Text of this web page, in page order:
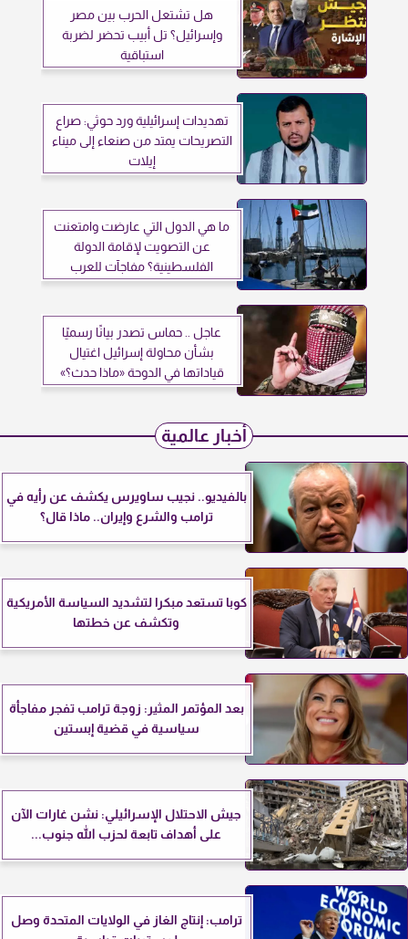
هل تشتعل الحرب بين مصر
وإسرائيل؟ تل أبيب تحضر لضربة
استباقية
تهديدات إسرائيلية ورد حوثي: صراع
التصريحات يمتد من صنعاء إلى ميناء
إيلات
ما هي الدول التي عارضت وامتعنت
عن التصويت لإقامة الدولة
الفلسطينية؟ مفاجآت للعرب
عاجل .. حماس تصدر بيانًا رسميًا
بشأن محاولة إسرائيل اغتيال
قياداتها في الدوحة «ماذا حدث؟»
أخبار عالمية
بالفيديو.. نجيب ساويرس يكشف عن رأيه في
ترامب والشرع وإيران.. ماذا قال؟
كوبا تستعد مبكرا لتشديد السياسة الأمريكية
وتكشف عن خطتها
بعد المؤتمر المثير: زوجة ترامب تفجر مفاجأة
سياسية في قضية إبستين
جيش الاحتلال الإسرائيلي: نشن غارات الآن
على أهداف تابعة لحزب الله جنوب...
ترامب: إنتاج الغاز في الولايات المتحدة وصل